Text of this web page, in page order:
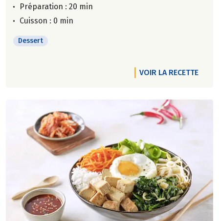
Préparation : 20 min
Cuisson : 0 min
Dessert
VOIR LA RECETTE